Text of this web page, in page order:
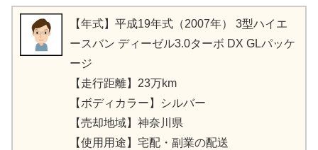
【年式】平成19年式（2007年） 3型ハイエ
ースバン ディーゼル3.0ターボ DX GLパッケ
ージ
【走行距離】23万km
【ボディカラー】シルバー
【売却地域】神奈川県
【使用用途】宅配・副業の配送